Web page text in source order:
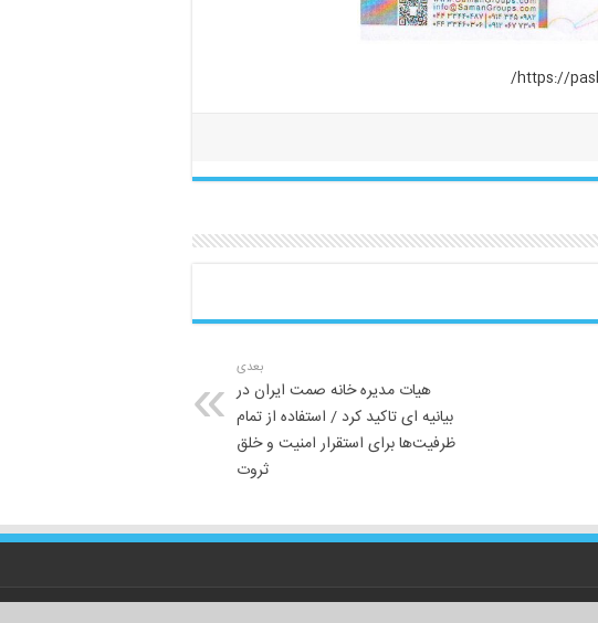
بعدی
هیات مدیره خانه صمت ایران در
بیانیه ای تاکید کرد / استفاده از تمام
ظرفیت‌ها برای استقرار امنیت و خلق
ثروت